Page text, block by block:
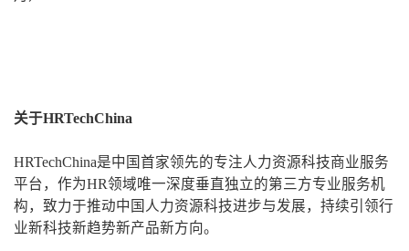
关于HRTechChina
HRTechChina是中国首家领先的专注人力资源科技商业服务
平台，作为HR领域唯一深度垂直独立的第三方专业服务机
构，致力于推动中国人力资源科技进步与发展，持续引领行
业新科技新趋势新产品新方向。